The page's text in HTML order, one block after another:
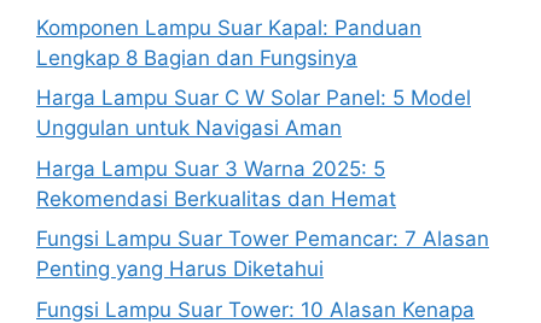
Komponen Lampu Suar Kapal: Panduan
Lengkap 8 Bagian dan Fungsinya
Harga Lampu Suar C W Solar Panel: 5 Model
Unggulan untuk Navigasi Aman
Harga Lampu Suar 3 Warna 2025: 5
Rekomendasi Berkualitas dan Hemat
Fungsi Lampu Suar Tower Pemancar: 7 Alasan
Penting yang Harus Diketahui
Fungsi Lampu Suar Tower: 10 Alasan Kenapa